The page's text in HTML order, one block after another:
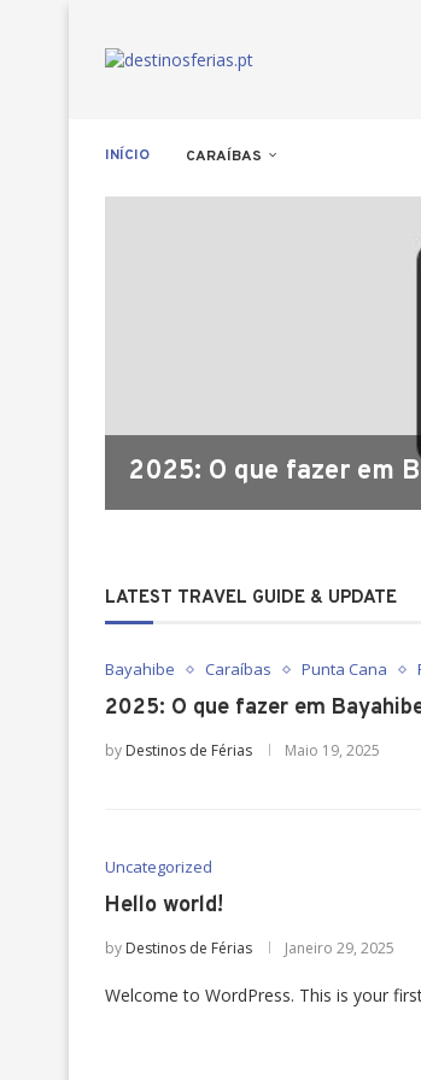
INÍCIO CARAÍBAS
2025: O que fazer em
LATEST TRAVEL GUIDE & UPDATE
Bayahibe Caraíbas Punta Cana
2025: O que fazer em
by Destinos de Férias Maio 19, 2025
Uncategorized
Hello world!
by Destinos de Férias Janeiro 29, 2025
Welcome to WordPress. This is your